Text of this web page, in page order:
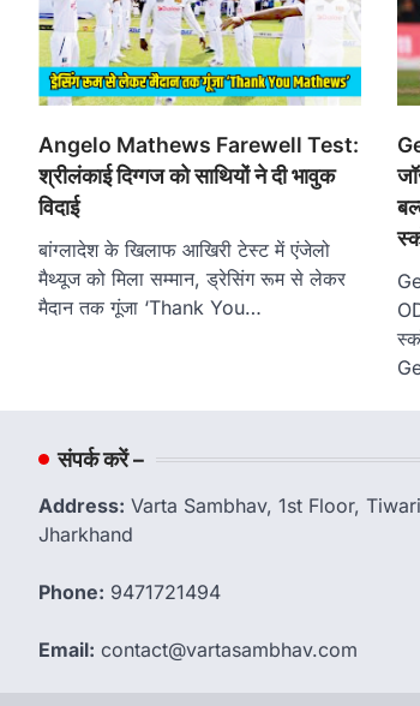
Angelo Mathews Farewell Test:
श्रीलंकाई दिग्गज को साथियों ने दी भावुक
विदाई
बांग्लादेश के खिलाफ आखिरी टेस्ट में एंजेलो
मैथ्यूज को मिला सम्मान, ड्रेसिंग रूम से लेकर
मैदान तक गूंजा ‘Thank You…
संपर्क करें –
Address: Varta Sambhav, 1st Floor,
Jharkhand
Phone: 9471721494
Email: contact@vartasambhav.com